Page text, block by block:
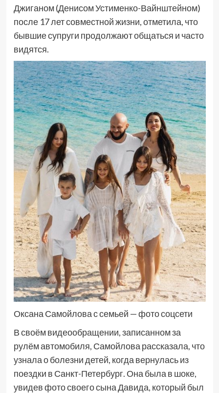
Джиганом (Денисом Устименко-Вайнштейном)
после 17 лет совместной жизни, отметила, что
бывшие супруги продолжают общаться и часто
видятся.
Оксана Самойлова с семьей — фото соцсети
В своём видеообращении, записанном за
рулём автомобиля, Самойлова рассказала, что
узнала о болезни детей, когда вернулась из
поездки в Санкт-Петербург. Она была в шоке,
увидев фото своего сына Давида, который был